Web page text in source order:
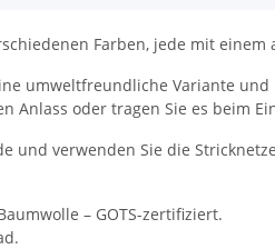
Farben, jede mit einem
umweltfreundliche Variante
Anlass oder tragen Sie es beim
und verwenden Sie die
– GOTS-zertifiziert.